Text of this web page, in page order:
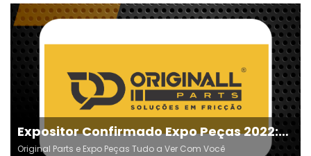
Expositor Confirmado Expo Peças 2022:
Original Parts
Original Parts e Expo Peças Tudo a Ver Com Você